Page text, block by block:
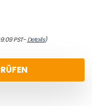
PST-Details)